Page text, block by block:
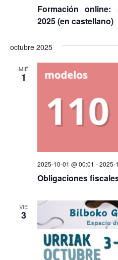
Formación online:
2025 (en castellano)
octubre 2025
MIÉ
1
Obligaciones
2025-10-01 @ 00:01 -2025-
VIE
3